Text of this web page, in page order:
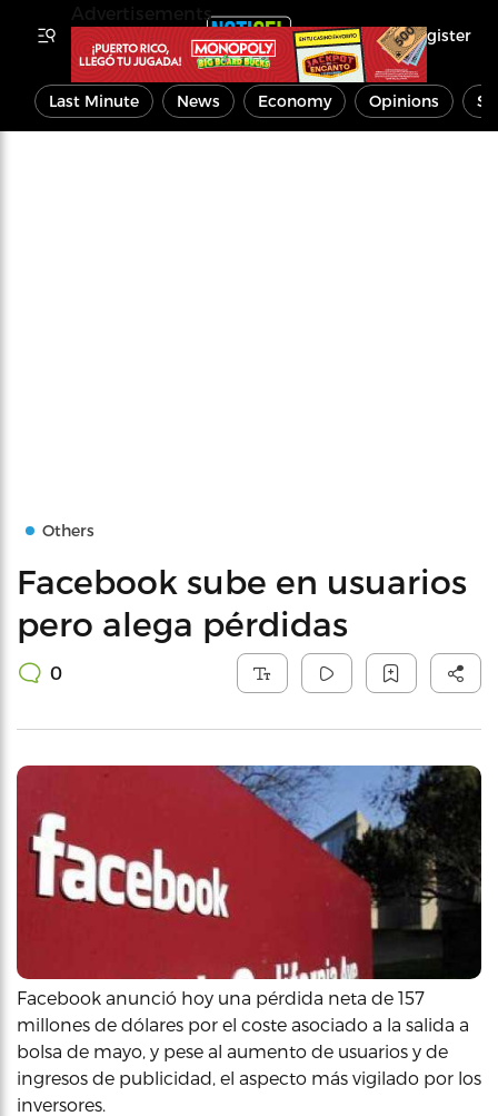
Register
Last Minute News Economy Opinions
Others
Facebook sube en usuarios
pero alega pérdidas
0
Facebook anunció hoy una pérdida neta de 157
millones de dólares por el coste asociado a la salida a
bolsa de mayo, y pese al aumento de usuarios y de
ingresos de publicidad, el aspecto más vigilado por los
inversores.
Advertisements